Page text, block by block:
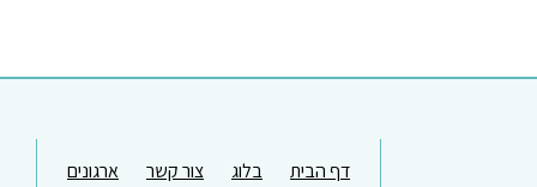
דף הבית בלוג צור קשר ארגונים